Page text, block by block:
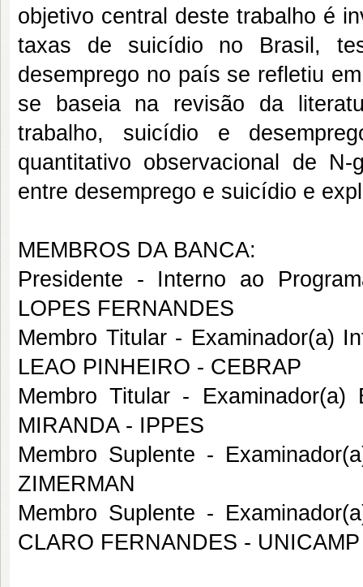
objetivo central deste trabalho é
taxas de suicídio no Brasil,
desemprego no país se refletiu
se baseia na revisão da
trabalho, suicídio e
quantitativo observacional de
entre desemprego e suicídio e
MEMBROS DA BANCA:
Presidente - Interno ao
LOPES FERNANDES
Membro Titular - Examinador(a)
LEAO PINHEIRO - CEBRAP
Membro Titular -
MIRANDA - IPPES
Membro Suplente -
ZIMERMAN
Membro Suplente -
CLARO FERNANDES - UNICAMP